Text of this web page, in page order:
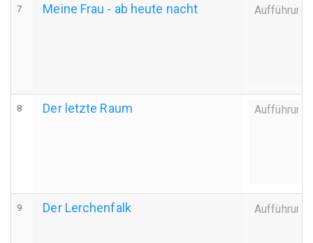
7 Meine Frau - ab heute nacht Aufführung
8 Der letzte Raum Aufführung
9 Der Lerchenfalk Aufführung